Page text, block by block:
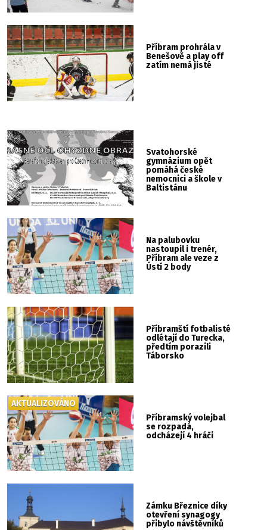
Příbram prohrála v
Benešově a play off
zatím nemá jisté
Svatohorské
gymnázium opět
pomáhá české
nemocnici a škole v
Baltistánu
Na palubovku
nastoupil i trenér,
Příbram ale veze z
Ústí 2 body
Příbramští fotbalisté
odlétají do Turecka,
předtím porazili
Táborsko
Příbramský volejbal
se rozpadá,
odcházejí 4 hráči
AKTUALIZOVÁNO
Zámku Březnice díky
otevření synagogy
přibylo návštěvníků